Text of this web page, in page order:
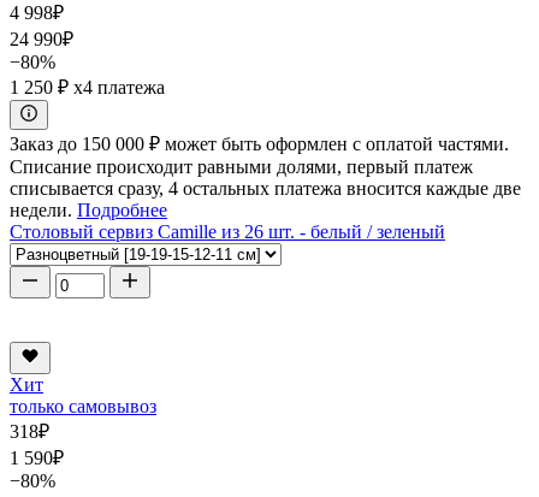
4 998₽
24 990₽
−80%
1 250 ₽ x4 платежа
Заказ до 150 000 ₽ может быть оформлен с оплатой частями.
Списание происходит равными долями, первый платеж
списывается сразу, 4 остальных платежа вносится каждые две
недели. Подробнее
Столовый сервиз Camille из 26 шт. - белый / зеленый
Хит
только самовывоз
318₽
1 590₽
−80%